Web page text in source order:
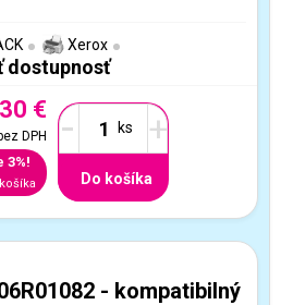
Xerox
dostupnosť
€
DPH
3%!
- +
Do košíka
- kompatibilný